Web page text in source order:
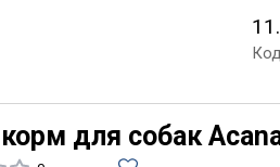
для собак